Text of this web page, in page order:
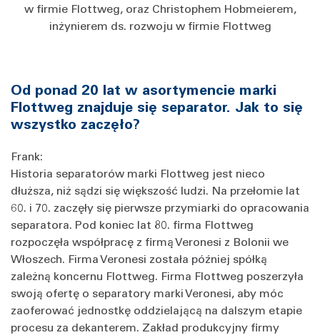
w firmie Flottweg, oraz Christophem Hobmeierem,
inżynierem ds. rozwoju w firmie Flottweg
Od ponad 20 lat w asortymencie marki
Flottweg znajduje się separator. Jak to się
wszystko zaczęło?
Frank:
Historia separatorów marki Flottweg jest nieco
dłuższa, niż sądzi się większość ludzi. Na przełomie lat
60. i 70. zaczęły się pierwsze przymiarki do opracowania
separatora. Pod koniec lat 80. firma Flottweg
rozpoczęła współpracę z firmą Veronesi z Bolonii we
Włoszech. Firma Veronesi została później spółką
zależną koncernu Flottweg. Firma Flottweg poszerzyła
swoją ofertę o separatory marki Veronesi, aby móc
zaoferować jednostkę oddzielającą na dalszym etapie
procesu za dekanterem. Zakład produkcyjny firmy